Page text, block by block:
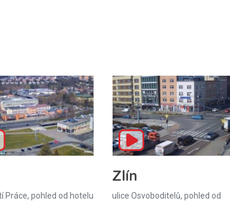
Práce, pohled od hotelu
Zlín
ulice Osvoboditelů, pohled od